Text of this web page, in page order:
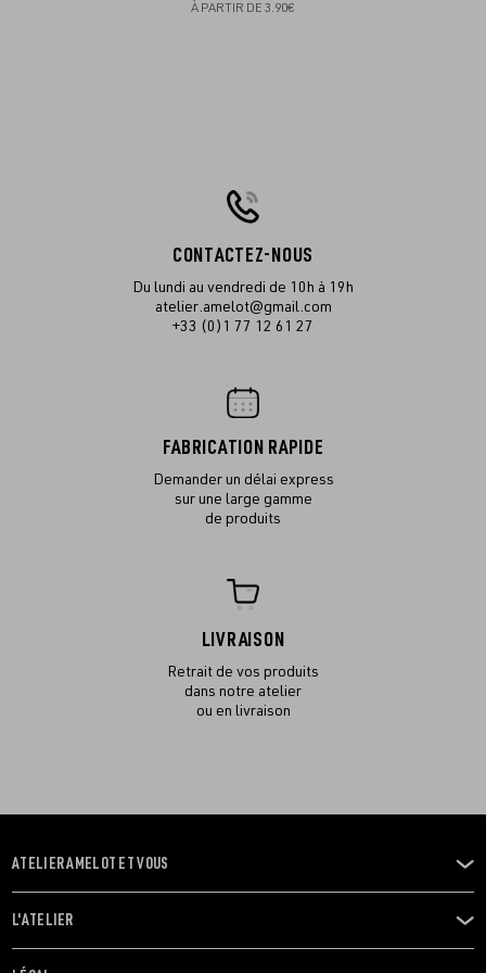
À PARTIR DE 3.90€
CONTACTEZ-NOUS
Du lundi au vendredi de 10h à 19h
atelier.amelot@gmail.com
+33 (0)1 77 12 61 27
FABRICATION RAPIDE
Demander un délai express
sur une large gamme
de produits
LIVRAISON
Retrait de vos produits
dans notre atelier
ou en livraison
OUVRIR
LE
MENU
ATELIER AMELOT ET VOUS
OUVRIR
LE
L'ATELIER